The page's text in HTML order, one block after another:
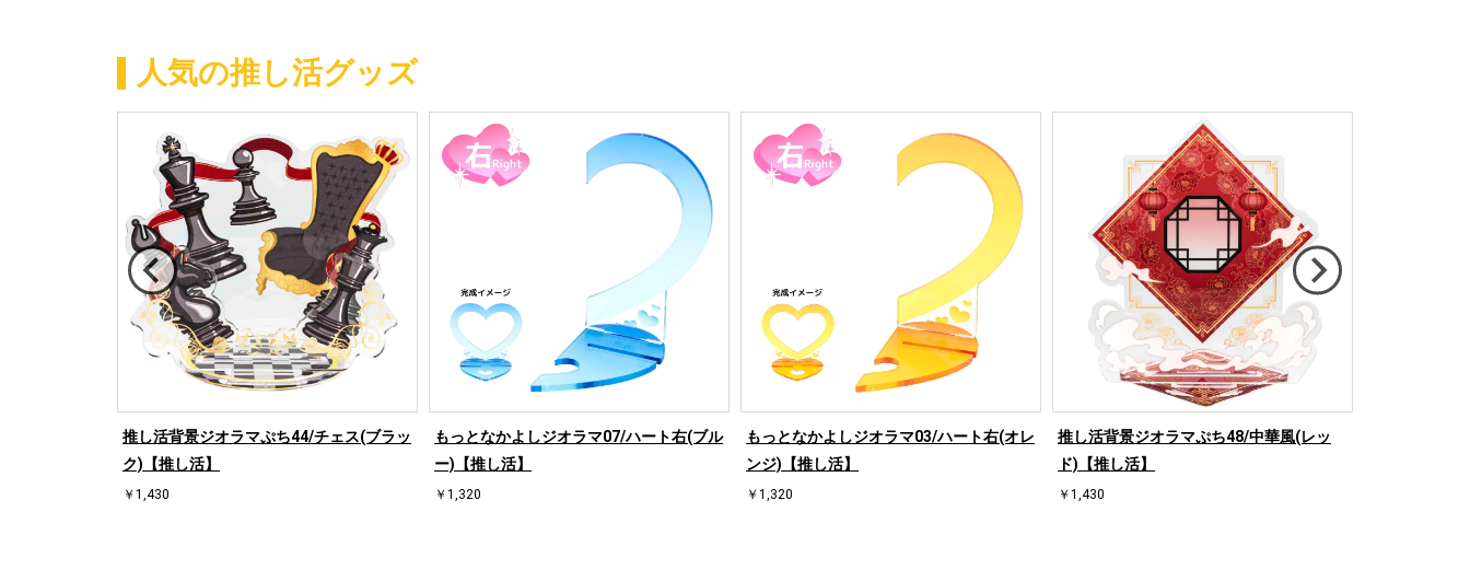
人気の推し活グッズ
推し活背景ジオラマぷち44/チェス(ブラッ
ク)【推し活】
￥1,430
もっとなかよしジオラマ07/ハート右(ブル
ー)【推し活】
￥1,320
もっとなかよしジオラマ03/ハート右(オレ
ンジ)【推し活】
￥1,320
推し活背景ジオラマぷち48/中華風(レッ
ド)【推し活】
￥1,430